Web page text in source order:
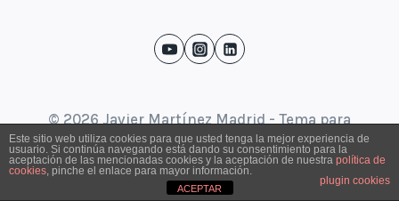
© 2026 Javier Martínez Madrid - Tema para
WordPress porKadence WP
Este sitio web utiliza cookies para que usted tenga la mejor experiencia de
usuario. Si continúa navegando está dando su consentimiento para la
aceptación de las mencionadas cookies y la aceptación de nuestra política de
cookies, pinche el enlace para mayor información.
plugin cookies
ACEPTAR